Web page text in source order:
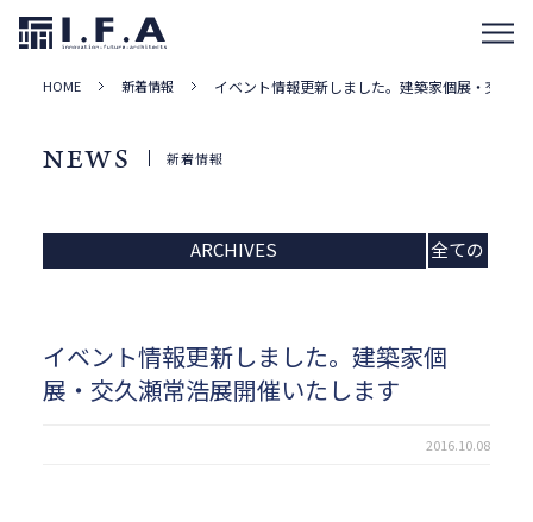
HOME 新着情報 イベント情報更新しました。建築家個展・交久
NEWS 新着情報
ARCHIVES
全ての
イベント情報更新しました。建築家個
展・交久瀬常浩展開催いたします
2016.10.08